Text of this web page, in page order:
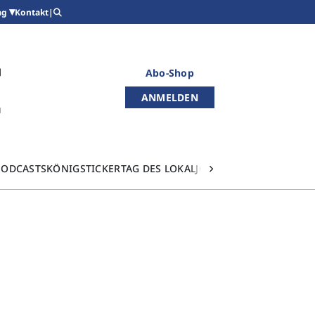
Kontakt|
Abo-Shop
ANMELDEN
KÖNIGSTICKERTAG DES LOKALJOURNALISMUS